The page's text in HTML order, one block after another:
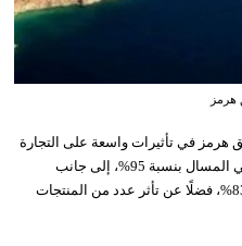
هرمز
في تأثيرات واسعة على التجارة
العالمية، مع تراجع صادرات الغاز الطبيعي المسال بنسبة 95%، إلى جانب
انخفاض صادرات أسمدة اليوريا بنسبة 83%، فضلًا عن تأثر عدد من المنتجات